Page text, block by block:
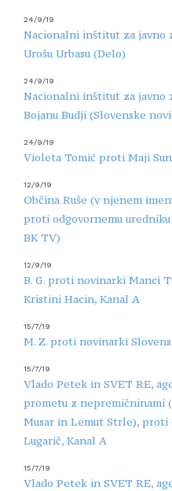
24/9/19
Nacionalni inštitut za javno
Urošu Urbasu (Delo)
24/9/19
Nacionalni inštitut za javno
Bojanu Budji (Slovenske
24/9/19
Violeta Tomić proti Maji
12/9/19
Občina Ruše (v njenem
proti odgovornemu
BK TV)
12/9/19
B. G. proti novinarki Manci
Kristini Hacin, Kanal A
15/7/19
M. Z. proti novinarki
15/7/19
Vlado Petek in SVET RE,
prometu z nepremičninami
Musar in Lemut Strle), proti
Lugarič, Kanal A
15/7/19
Vlado Petek in SVET RE,